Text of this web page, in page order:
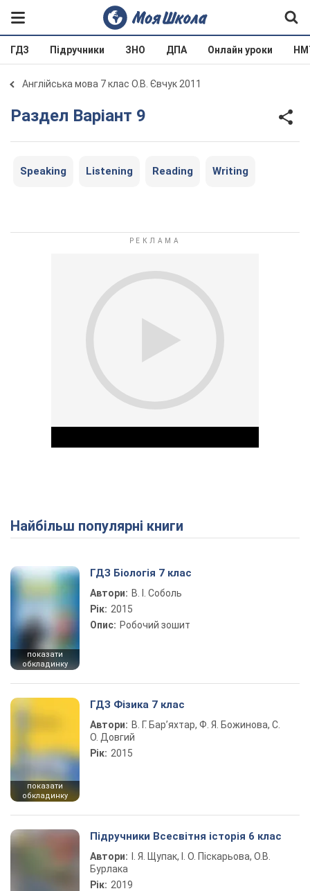
ГДЗ Підручники ЗНО ДПА Онлайн уроки
Англійська мова 7 клас О.В. Євчук 2011
Раздел Варіант 9
Speaking Listening Reading Writing
Play Video
Найбільш популярні книги
показати
обкладинку
ГДЗ Біологія 7 клас
Автори: В. І. Соболь
Рік: 2015
Опис: Робочий зошит
показати
обкладинку
ГДЗ Фізика 7 клас
Автори: В. Г. Бар’яхтар, Ф. Я. Божинова, С.
О. Довгий
Рік: 2015
Підручники Всесвітня історія 6 клас
Автори:
І. Я. Щупак, І. О. Піскарьова, О.В.
Бурлака
Рік: 2019